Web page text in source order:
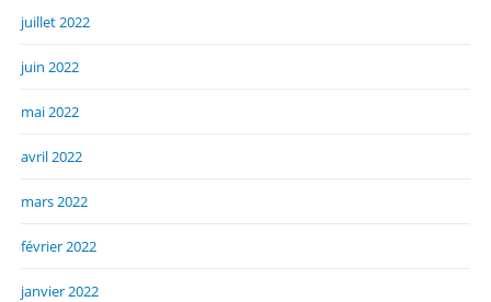
juillet 2022
juin 2022
mai 2022
avril 2022
mars 2022
février 2022
janvier 2022